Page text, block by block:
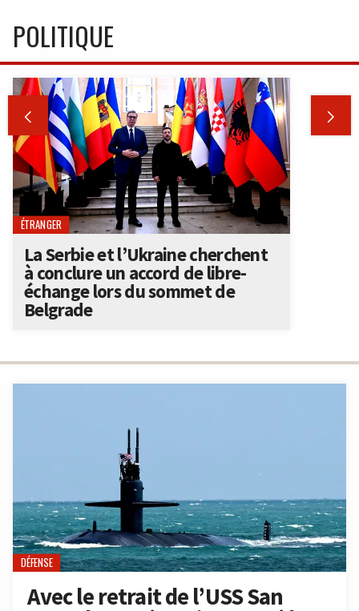
DÉFENSE
Avec le retrait de l’USS San
POLITIQUE
 
ÉTRANGER
La Serbie et l’Ukraine cherchent
à conclure un accord de libre-
échange lors du sommet de
Belgrade